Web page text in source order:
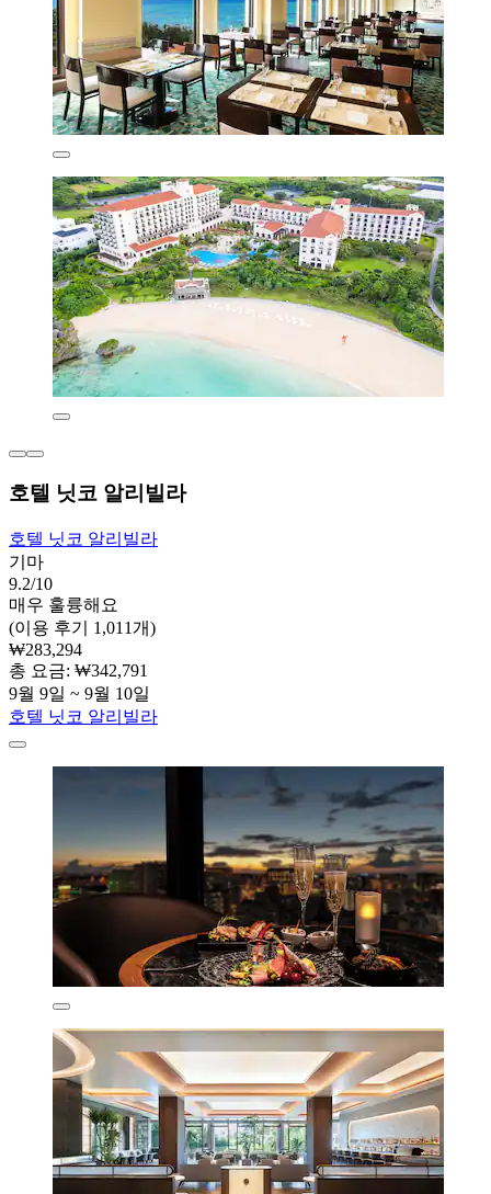
호텔 닛코 알리빌라
호텔 닛코 알리빌라
기마
9.2/10
매우 훌륭해요
(이용 후기 1,011개)
₩283,294
총 요금: ₩342,791
9월 9일 ~ 9월 10일
호텔 닛코 알리빌라